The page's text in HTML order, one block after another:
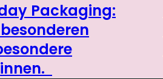
Packaging: